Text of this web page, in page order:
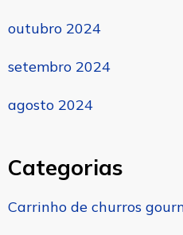
outubro 2024
setembro 2024
agosto 2024
Categorias
Carrinho de churros